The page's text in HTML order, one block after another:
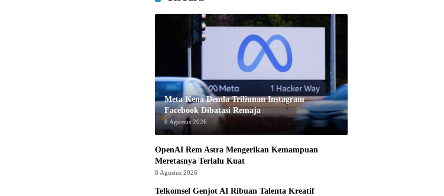
Meta Kena Denda Triliunan Instagram
Facebook Dibatasi Remaja
8 Agustus 2026
OpenAI Rem Astra Mengerikan Kemampuan
Meretasnya Terlalu Kuat
8 Agustus 2026
Telkomsel Genjot AI Ribuan Talenta Kreatif